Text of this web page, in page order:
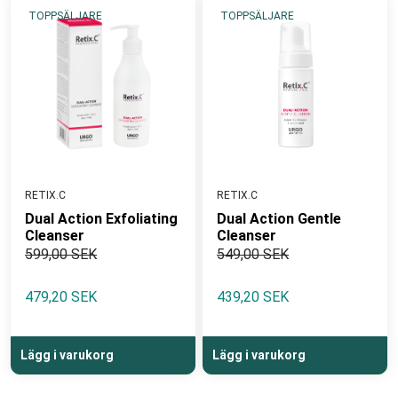
TOPPSÄLJARE
RETIX.C
Dual Action Exfoliating
Cleanser
599,00 SEK
479,20 SEK
Lägg i varukorg
TOPPSÄLJARE
RETIX.C
Dual Action Gentle
Cleanser
549,00 SEK
439,20 SEK
Lägg i varukorg